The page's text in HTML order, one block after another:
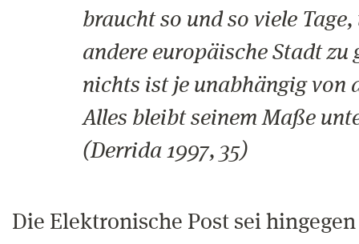
braucht so und so viele
andere europäische Stadt zu
nichts ist je unabhängig von
Alles bleibt seinem Maße
(Derrida 1997, 35)
Die Elektronische Post sei